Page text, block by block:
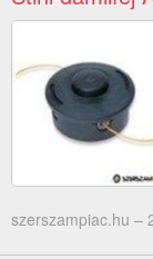
szerszampiac.hu –